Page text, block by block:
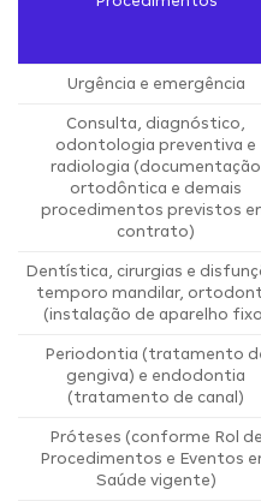
Urgência e emergência
Consulta, diagnóstico,
odontologia preventiva e
radiologia (documentação
ortodôntica e demais
procedimentos previstos
contrato)
Dentística, cirurgias e
temporo mandilar,
(instalação de aparelho
Periodontia (tratamento
gengiva) e endodontia
(tratamento de canal)
Próteses (conforme Rol de
Procedimentos e Eventos
Saúde vigente)